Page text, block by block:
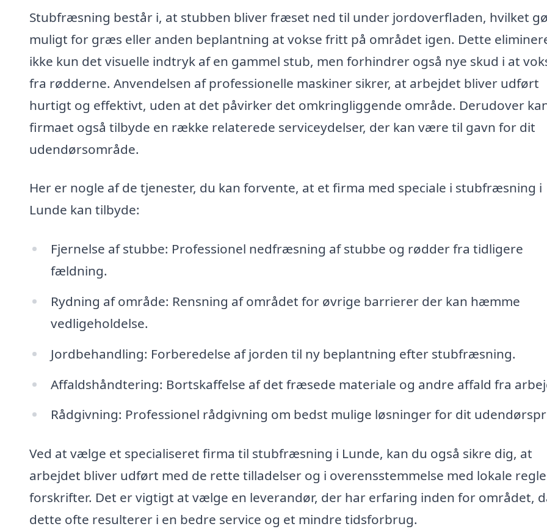
Stubfræsning består i, at stubben bliver fræset ned til under jordoverfladen, hvilket
muligt for græs eller anden beplantning at vokse fritt på området igen. Dette
ikke kun det visuelle indtryk af en gammel stub, men forhindrer også nye skud i at
fra rødderne. Anvendelsen af professionelle maskiner sikrer, at arbejdet bliver udført
hurtigt og effektivt, uden at det påvirker det omkringliggende område. Derudover
firmaet også tilbyde en række relaterede serviceydelser, der kan være til gavn for dit
udendørsområde.
Her er nogle af de tjenester, du kan forvente, at et firma med speciale i stubfræsning i
Lunde kan tilbyde:
Fjernelse af stubbe: Professionel nedfræsning af stubbe og rødder fra tidligere
fældning.
Rydning af område: Rensning af området for øvrige barrierer der kan hæmme
vedligeholdelse.
Jordbehandling: Forberedelse af jorden til ny beplantning efter stubfræsning.
Affaldshåndtering: Bortskaffelse af det fræsede materiale og andre affald fra
Rådgivning: Professionel rådgivning om bedst mulige løsninger for dit
Ved at vælge et specialiseret firma til stubfræsning i Lunde, kan du også sikre dig, at
arbejdet bliver udført med de rette tilladelser og i overensstemmelse med lokale
forskrifter. Det er vigtigt at vælge en leverandør, der har erfaring inden for området,
dette ofte resulterer i en bedre service og et mindre tidsforbrug.